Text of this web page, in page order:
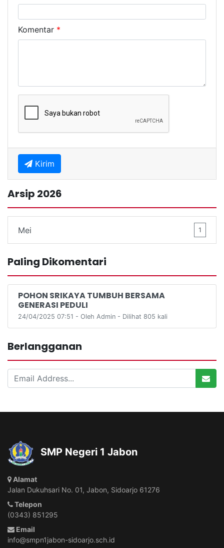
Komentar *
Kirim
Arsip 2026
Mei 1
Paling Dikomentari
POHON SRIKAYA TUMBUH BERSAMA
GENERASI PEDULI
24/04/2025 07:51 - Oleh Admin - Dilihat 805 kali
Berlangganan
SMP Negeri 1 Jabon
Alamat
Jalan Dukuhsari No. 01, Jabon, Sidoarjo 61276
Telepon
(0343) 851295
Email
info@smpn1jabon-sidoarjo.sch.id